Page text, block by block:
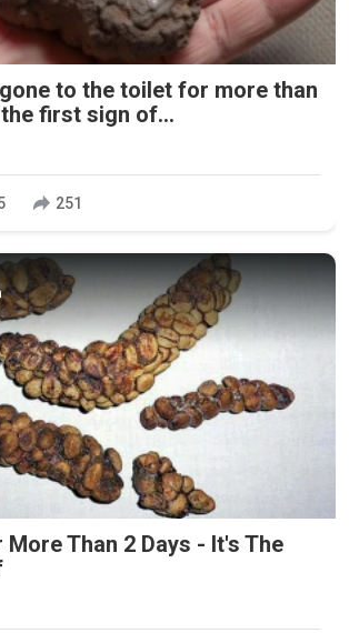
gone to the toilet for more than
first sign of...
251
More Than 2 Days - It's The